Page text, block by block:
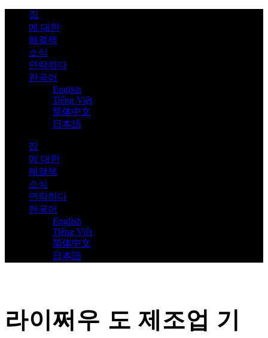
집
에 대한
해결책
소식
연락하다
한국어
English
Tiếng Việt
简体中文
日本語
집
에 대한
해결책
소식
연락하다
한국어
English
Tiếng Việt
简体中文
日本語
라이쩌우 도 제조업 기